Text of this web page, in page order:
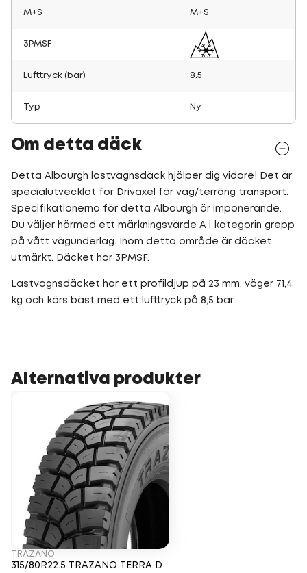
M+S M+S
3PMSF
Lufttryck (bar) 8.5
Typ Ny
Om detta däck
Detta Albourgh lastvagnsdäck hjälper dig vidare! Det är
specialutvecklat för Drivaxel för väg/terräng transport.
Specifikationerna för detta Albourgh är imponerande.
Du väljer härmed ett märkningsvärde A i kategorin grepp
på vått vägunderlag. Inom detta område är däcket
utmärkt. Däcket har 3PMSF.
Lastvagnsdäcket har ett profildjup på 23 mm, väger 71,4
kg och körs bäst med ett lufttryck på 8,5 bar.
Alternativa produkter
TRAZANO
315/80R22.5 TRAZANO TERRA D